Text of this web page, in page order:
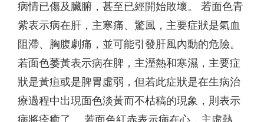
病情已傷及臟腑，甚至已經開始敗壞。 若面色青
紫表示病在肝，主寒痛、驚風，主要症狀是氣血
阻滯、胸腹劇痛，並可能引發肝風內動的危險。
若面色萎黃表示病在脾，主溼熱和寒濕，主要症
狀是黃疸或是脾胃虛弱，但若此症狀是在生病治
療過程中出現面色淡黃而不枯稿的現象，則表示
病將痊癒了。 若面色紅赤表示病在心，主虛熱、